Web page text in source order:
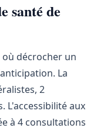
santé de
décrocher un
La
2
L'accessibilité aux
à 4 consultations